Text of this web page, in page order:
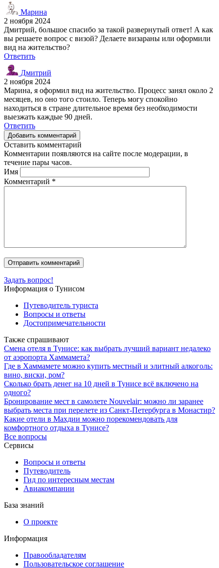
Марина
2 ноября 2024
Дмитрий, большое спасибо за такой развернутый ответ! А как
вы решаете вопрос с визой? Делаете визараны или оформили
вид на жительство?
Ответить
Дмитрий
2 ноября 2024
Марина, я оформил вид на жительство. Процесс занял около 2
месяцев, но оно того стоило. Теперь могу спокойно
находиться в стране длительное время без необходимости
выезжать каждые 90 дней.
Ответить
Добавить комментарий
Оставить комментарий
Комментарии появляются на сайте после модерации, в
течение пары часов.
Имя
Комментарий *
Задать вопрос!
Информация о Тунисом
Путеводитель туриста
Вопросы и ответы
Достопримечательности
Также спрашивают
Смена отеля в Тунисе: как выбрать лучший вариант недалеко
от аэропорта Хаммамета?
Где в Хаммамете можно купить местный и элитный алкоголь:
вино, виски, ром?
Сколько брать денег на 10 дней в Тунисе всё включено на
одного?
Бронирование мест в самолете Nouvelair: можно ли заранее
выбрать места при перелете из Санкт-Петербурга в Монастир?
Какие отели в Махдии можно порекомендовать для
комфортного отдыха в Тунисе?
Все вопросы
Сервисы
Вопросы и ответы
Путеводитель
Гид по интересным местам
Авиакомпании
База знаний
О проекте
Информация
Правообладателям
Пользовательское соглашение